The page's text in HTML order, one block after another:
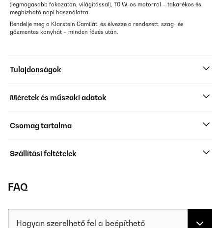
(legmagasabb fokozaton, világítással), 70 W-os motorral – takarékos és
megbízható napi használatra.
Rendelje meg a Klarstein Camilát, és élvezze a rendezett, szag- és
gőzmentes konyhát – minden főzés után.
Tulajdonságok
Méretek és műszaki adatok
Csomag tartalma
Szállítási feltételek
FAQ
Hogyan szerelhető fel a beépíthető